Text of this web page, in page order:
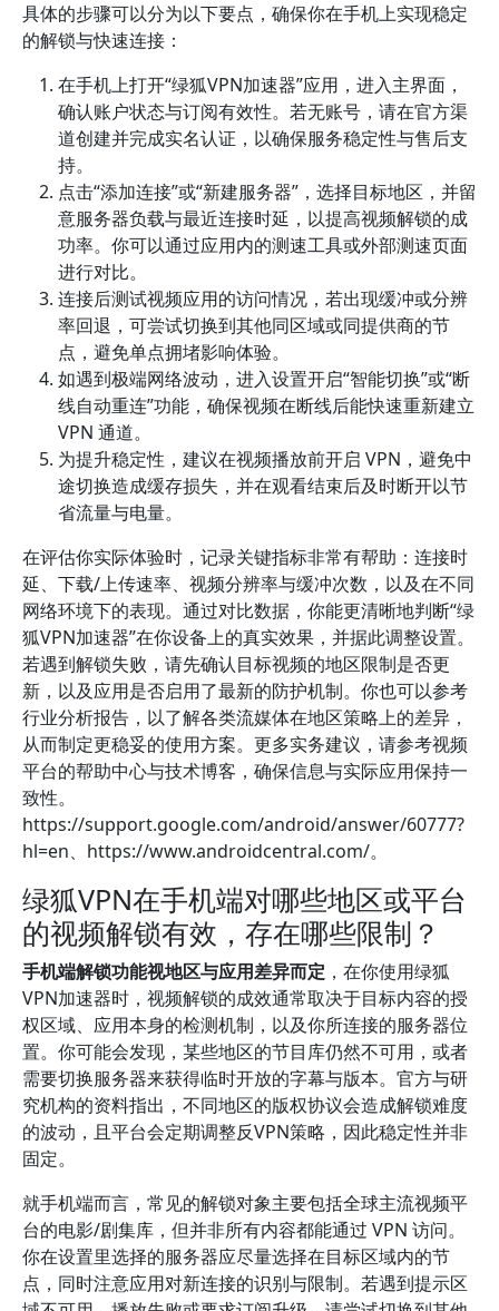
具体的步骤可以分为以下要点，确保你在手机上实现稳定
的解锁与快速连接：
在手机上打开“绿狐VPN加速器”应用，进入主界面，
确认账户状态与订阅有效性。若无账号，请在官方渠
道创建并完成实名认证，以确保服务稳定性与售后支
持。
点击“添加连接”或“新建服务器”，选择目标地区，并留
意服务器负载与最近连接时延，以提高视频解锁的成
功率。你可以通过应用内的测速工具或外部测速页面
进行对比。
连接后测试视频应用的访问情况，若出现缓冲或分辨
率回退，可尝试切换到其他同区域或同提供商的节
点，避免单点拥堵影响体验。
如遇到极端网络波动，进入设置开启“智能切换”或“断
线自动重连”功能，确保视频在断线后能快速重新建立
VPN 通道。
为提升稳定性，建议在视频播放前开启 VPN，避免中
途切换造成缓存损失，并在观看结束后及时断开以节
省流量与电量。
在评估你实际体验时，记录关键指标非常有帮助：连接时
延、下载/上传速率、视频分辨率与缓冲次数，以及在不同
网络环境下的表现。通过对比数据，你能更清晰地判断“绿
狐VPN加速器”在你设备上的真实效果，并据此调整设置。
若遇到解锁失败，请先确认目标视频的地区限制是否更
新，以及应用是否启用了最新的防护机制。你也可以参考
行业分析报告，以了解各类流媒体在地区策略上的差异，
从而制定更稳妥的使用方案。更多实务建议，请参考视频
平台的帮助中心与技术博客，确保信息与实际应用保持一
致性。
https://support.google.com/android/answer/60777?
hl=en、https://www.androidcentral.com/。
绿狐VPN在手机端对哪些地区或平台
的视频解锁有效，存在哪些限制？
手机端解锁功能视地区与应用差异而定 ，在你使用绿狐
VPN加速器时，视频解锁的成效通常取决于目标内容的授
权区域、应用本身的检测机制，以及你所连接的服务器位
置。你可能会发现，某些地区的节目库仍然不可用，或者
需要切换服务器来获得临时开放的字幕与版本。官方与研
究机构的资料指出，不同地区的版权协议会造成解锁难度
的波动，且平台会定期调整反VPN策略，因此稳定性并非
固定。
就手机端而言，常见的解锁对象主要包括全球主流视频平
台的电影/剧集库，但并非所有内容都能通过 VPN 访问。
你在设置里选择的服务器应尽量选择在目标区域内的节
点，同时注意应用对新连接的识别与限制。若遇到提示区